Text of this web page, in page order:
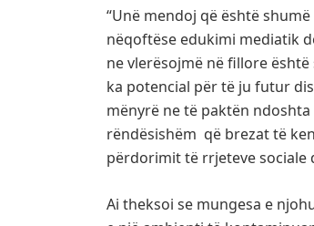
“Unë mendoj që është
nëqoftëse edukimi mediatik
ne vlerësojmë në fillore
ka potencial për të ju futur
mënyrë ne të paktën
rëndësishëm që brezat të
përdorimit të rrjeteve sociale
Ai theksoi se mungesa e